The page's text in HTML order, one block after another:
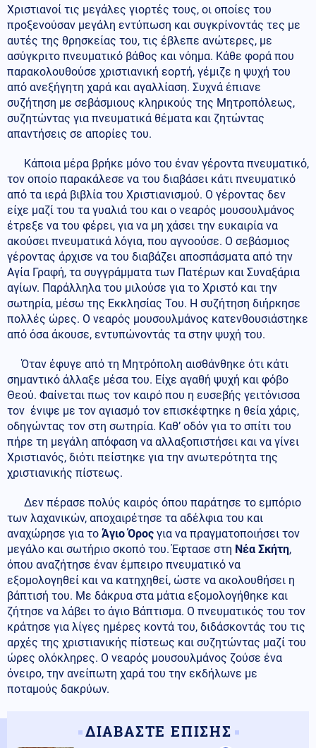
Χριστιανοί τις μεγάλες γιορτές τους, οι οποίες του
προξενούσαν μεγάλη εντύπωση και συγκρίνοντάς τες με
αυτές της θρησκείας του, τις έβλεπε ανώτερες, με
ασύγκριτο πνευματικό βάθος και νόημα. Κάθε φορά που
παρακολουθούσε χριστιανική εορτή, γέμιζε η ψυχή του
από ανεξήγητη χαρά και αγαλλίαση. Συχνά έπιανε
συζήτηση με σεβάσμιους κληρικούς της Μητροπόλεως,
συζητώντας για πνευματικά θέματα και ζητώντας
απαντήσεις σε απορίες του.
Κάποια μέρα βρήκε μόνο του έναν γέροντα πνευματικό,
τον οποίο παρακάλεσε να του διαβάσει κάτι πνευματικό
από τα ιερά βιβλία του Χριστιανισμού. Ο γέροντας δεν
είχε μαζί του τα γυαλιά του και ο νεαρός μουσουλμάνος
έτρεξε να του φέρει, για να μη χάσει την ευκαιρία να
ακούσει πνευματικά λόγια, που αγνοούσε. Ο σεβάσμιος
γέροντας άρχισε να του διαβάζει αποσπάσματα από την
Αγία Γραφή, τα συγγράμματα των Πατέρων και Συναξάρια
αγίων. Παράλληλα του μιλούσε για το Χριστό και την
σωτηρία, μέσω της Εκκλησίας Του. Η συζήτηση διήρκησε
πολλές ώρες. Ο νεαρός μουσουλμάνος κατενθουσιάστηκε
από όσα άκουσε, εντυπώνοντάς τα στην ψυχή του.
Όταν έφυγε από τη Μητρόπολη αισθάνθηκε ότι κάτι
σημαντικό άλλαξε μέσα του. Είχε αγαθή ψυχή και φόβο
Θεού. Φαίνεται πως τον καιρό που η ευσεβής γειτόνισσα
τον ένιψε με τον αγιασμό τον επισκέφτηκε η θεία χάρις,
οδηγώντας τον στη σωτηρία. Καθ’ οδόν για το σπίτι του
πήρε τη μεγάλη απόφαση να αλλαξοπιστήσει και να γίνει
Χριστιανός, διότι πείστηκε για την ανωτερότητα της
χριστιανικής πίστεως.
Δεν πέρασε πολύς καιρός όπου παράτησε το εμπόριο
των λαχανικών, αποχαιρέτησε τα αδέλφια του και
αναχώρησε για το Άγιο Όρος για να πραγματοποιήσει τον
μεγάλο και σωτήριο σκοπό του. Έφτασε στη Νέα Σκήτη,
όπου αναζήτησε έναν έμπειρο πνευματικό να
εξομολογηθεί και να κατηχηθεί, ώστε να ακολουθήσει η
βάπτισή του. Με δάκρυα στα μάτια εξομολογήθηκε και
ζήτησε να λάβει το άγιο Βάπτισμα. Ο πνευματικός του τον
κράτησε για λίγες ημέρες κοντά του, διδάσκοντάς του τις
αρχές της χριστιανικής πίστεως και συζητώντας μαζί του
ώρες ολόκληρες. Ο νεαρός μουσουλμάνος ζούσε ένα
όνειρο, την ανείπωτη χαρά του την εκδήλωνε με
ποταμούς δακρύων.
ΔΙΑΒΑΣΤΕ ΕΠΙΣΗΣ